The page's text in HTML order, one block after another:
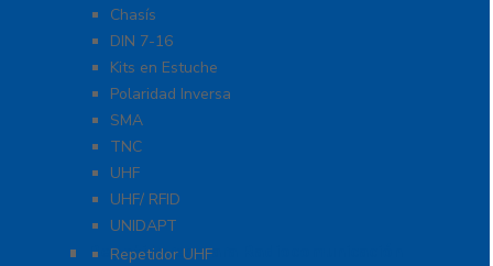
Chasís
DIN 7-16
Kits en Estuche
Polaridad Inversa
SMA
TNC
UHF
UHF/ RFID
UNIDAPT
Repetidores para Radiocomunicación
Repetidor UHF